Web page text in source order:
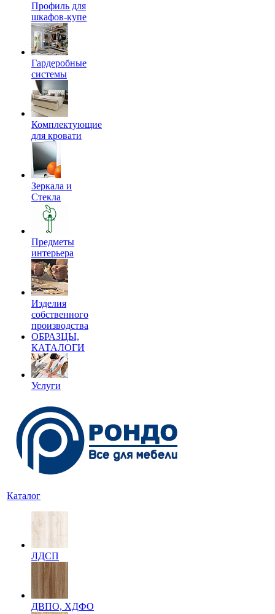
Профиль для
шкафов-купе
Гардеробные
системы
Комплектующие
для кровати
Зеркала и
Стекла
Предметы
интерьера
Изделия
собственного
производства
ОБРАЗЦЫ,
КАТАЛОГИ
Услуги
Каталог
ЛДСП
ДВПО, ХДФО